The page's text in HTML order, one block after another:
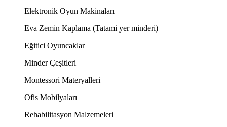
Elektronik Oyun Makinaları
Eva Zemin Kaplama (Tatami yer minderi)
Eğitici Oyuncaklar
Minder Çeşitleri
Montessori Materyalleri
Ofis Mobilyaları
Rehabilitasyon Malzemeleri